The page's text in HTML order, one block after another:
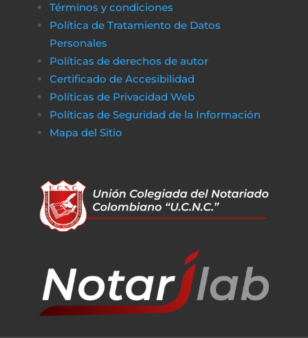
Términos y condiciones
Política de Tratamiento de Datos
Personales
Políticas de derechos de autor
Certificado de Accesibilidad
Políticas de Privacidad Web
Políticas de Seguridad de la Información
Mapa del Sitio